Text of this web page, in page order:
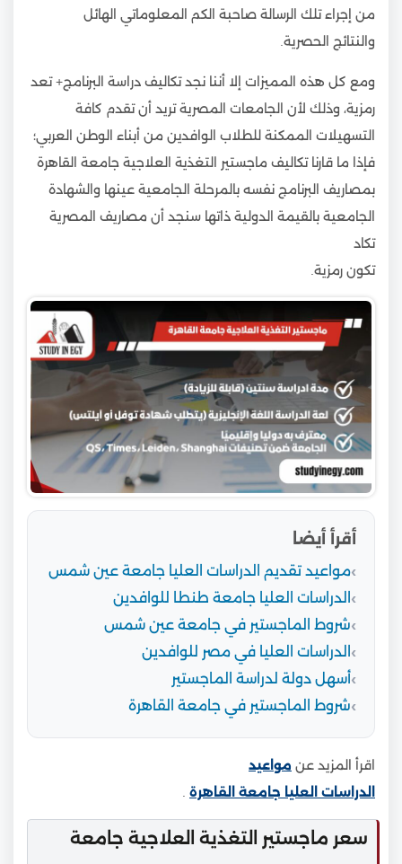
من إجراء تلك الرسالة صاحبة الكم المعلوماتي الهائل
والنتائج الحصرية.
ومع كل هذه المميزات إلا أننا نجد تكاليف دراسة البرنامج+ تعد
رمزية، وذلك لأن الجامعات المصرية تريد أن تقدم كافة
التسهيلات الممكنة للطلاب الوافدين من أبناء الوطن العربي؛
فإذا ما قارنا تكاليف ماجستير التغذية العلاجية جامعة القاهرة
بمصاريف البرنامج نفسه بالمرحلة الجامعية عينها والشهادة
الجامعية بالقيمة الدولية ذاتها سنجد أن مصاريف المصرية
تكاد
تكون رمزية.
أقرأ أيضا
مواعيد تقديم الدراسات العليا جامعة عين شمس
الدراسات العليا جامعة طنطا للوافدين
شروط الماجستير في جامعة عين شمس
الدراسات العليا في مصر للوافدين
أسهل دولة لدراسة الماجستير
شروط الماجستير في جامعة القاهرة
اقرأ المزيد عن مواعيد
الدراسات العليا جامعة القاهرة
سعر ماجستير التغذية العلاجية جامعة